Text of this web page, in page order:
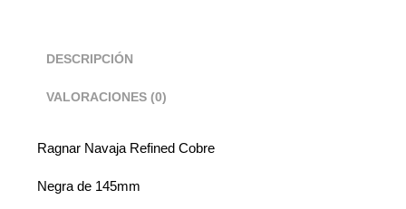
DESCRIPCIÓN
VALORACIONES (0)
Ragnar Navaja Refined Cobre
Negra de 145mm